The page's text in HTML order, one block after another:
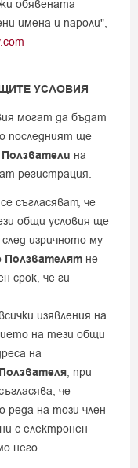
обявената
имена и пароли",
УСЛОВИЯ
могат да бъдат
последният ще
Ползватели на
регистрация.
се съгласяват, че
общи условия ще
след изричното му
Ползвателят не
срок, че ги
изявления на
на тези общи
на
Ползвателя, при
че
реда на този член
с електронен
него.